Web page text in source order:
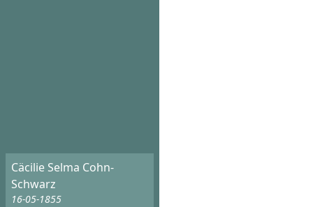
Cäcilie Selma Cohn-
Schwarz
16-05-1855